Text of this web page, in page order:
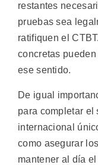
restantes
pruebas sea
ratifiquen el
concretas
ese sentido.
De igual
para completar el
internacional
como asegurar
mantener al día